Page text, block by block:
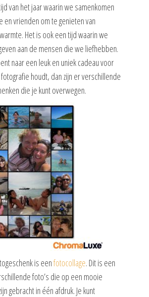
van het jaar waarin we samenkomen
en vrienden om te genieten van
Het is ook een tijd waarin we
aan de mensen die we liefhebben.
naar een leuk en uniek cadeau voor
houdt, dan zijn er verschillende
die je kunt overwegen.
is eenfotocollage. Dit is een
foto’s die op een mooie
gebracht in één afdruk. Je kunt